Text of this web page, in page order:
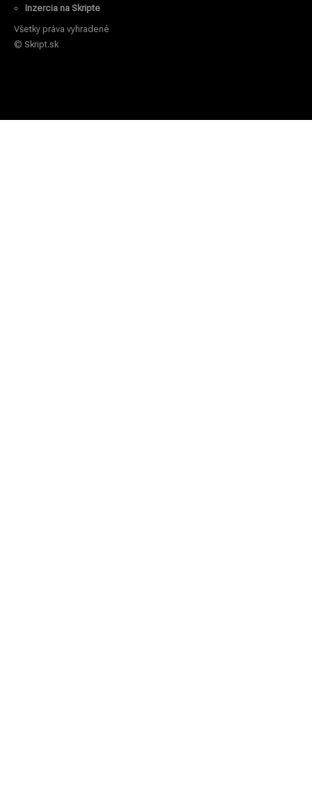
Inzercia na Skripte
Všetky práva vyhradené
© Skript.sk